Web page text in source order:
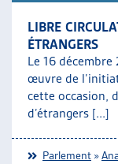
LIBRE
ÉTRANGERS
Le 16
œuvre de
cette occasion,
d’étrangers [...]
Parlement »